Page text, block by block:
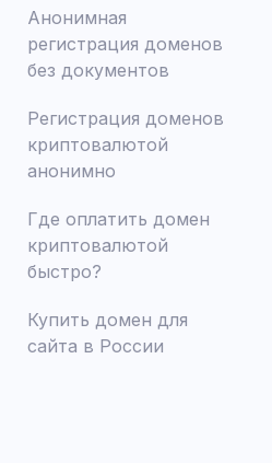
Анонимная
регистрация доменов
без документов
Регистрация доменов
криптовалютой
анонимно
Где оплатить домен
криптовалютой
быстро?
Купить домен для
сайта в России